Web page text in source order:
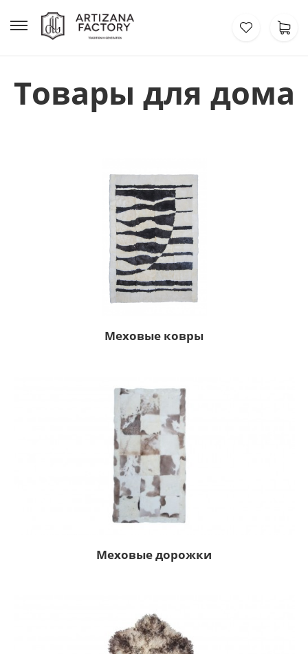
Товары для дома
Меховые ковры
Меховые дорожки